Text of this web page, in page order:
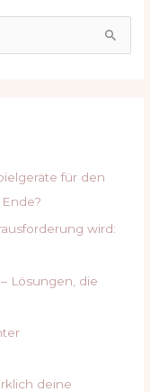
für den
wird:
Lösungen, die
deine